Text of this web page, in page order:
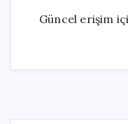
Güncel erişim